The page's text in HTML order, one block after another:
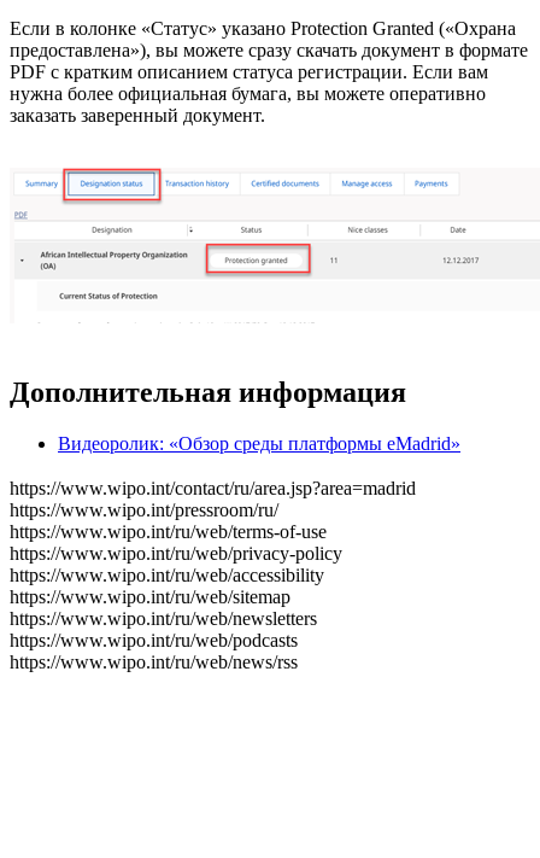
Если в колонке «Статус» указано Protection Granted («Охрана
предоставлена»), вы можете сразу скачать документ в формате
PDF с кратким описанием статуса регистрации. Если вам
нужна более официальная бумага, вы можете оперативно
заказать заверенный документ.
Дополнительная информация
Видеоролик: «Обзор среды платформы eMadrid»
https://www.wipo.int/contact/ru/area.jsp?area=madrid
https://www.wipo.int/pressroom/ru/
https://www.wipo.int/ru/web/terms-of-use
https://www.wipo.int/ru/web/privacy-policy
https://www.wipo.int/ru/web/accessibility
https://www.wipo.int/ru/web/sitemap
https://www.wipo.int/ru/web/newsletters
https://www.wipo.int/ru/web/podcasts
https://www.wipo.int/ru/web/news/rss